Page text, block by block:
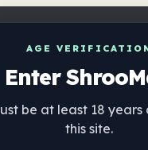
AGE
Enter
be at least 18
this site.
app
web — one tap